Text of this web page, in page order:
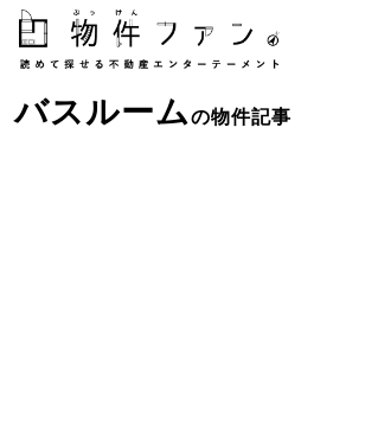
バスルームの物件記事